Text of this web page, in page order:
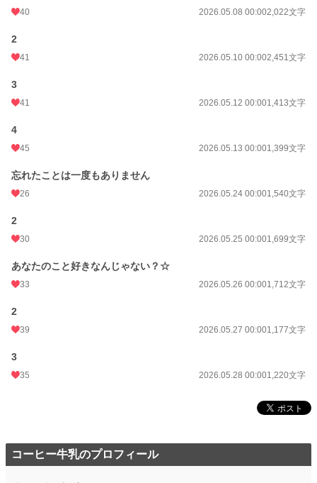
40 2026.05.08 00:002,022文字
2
41 2026.05.10 00:002,451文字
3
41 2026.05.12 00:001,413文字
4
45 2026.05.13 00:001,399文字
忘れたことは一度もありません
26 2026.05.24 00:001,540文字
2
30 2026.05.25 00:001,699文字
あなたのこと好きなんじゃない？☆
33 2026.05.26 00:001,712文字
2
39 2026.05.27 00:001,177文字
3
35 2026.05.28 00:001,220文字
コーヒー牛乳のプロフィール